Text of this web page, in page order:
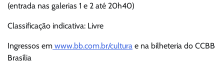
(entrada nas galerias 1 e 2 até 20h40)
Classificação indicativa: Livre
Ingressos em www.bb.com.br/cultura e na bilheteria do CCBB
Brasília